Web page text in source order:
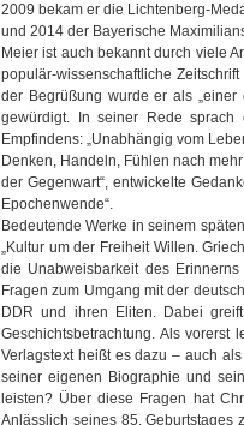
2009 bekam er die Lichtenberg-
und 2014 der Bayerische
Meier ist auch bekannt durch viele
populär-wissenschaftliche
der Begrüßung wurde er als „einer
gewürdigt. In seiner Rede
Empfindens: „Unabhängig vom
Denken, Handeln, Fühlen nach
der Gegenwart“, entwickelte
Epochenwende“.
Bedeutende Werke in seinem
„Kultur um der Freiheit Willen.
die Unabweisbarkeit des
Fragen zum Umgang mit der
DDR und ihren Eliten. Dabei
Geschichtsbetrachtung. Als vorerst
Verlagstext heißt es dazu – auch
seiner eigenen Biographie und
leisten? Über diese Fragen hat
Anlässlich seines 85.